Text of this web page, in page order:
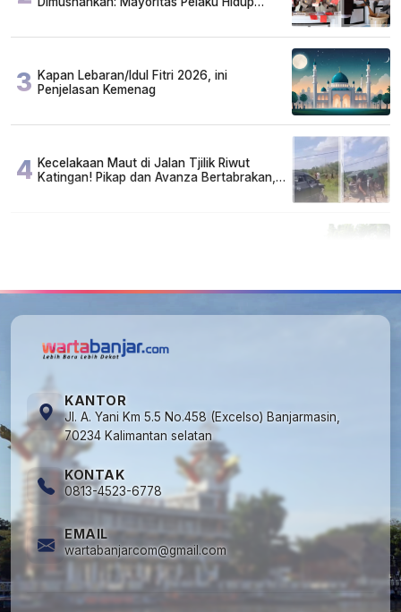
3 Kapan Lebaran/Idul Fitri 2026, ini
Penjelasan Kemenag
4 Kecelakaan Maut di Jalan Tjilik Riwut
Katingan! Pikap dan Avanza Bertabrakan,
KANTOR
Jl. A. Yani Km 5.5 No.458 (Excelso) Banjarmasin,
70234 Kalimantan selatan
KONTAK
0813-4523-6778
EMAIL
wartabanjarcom@gmail.com